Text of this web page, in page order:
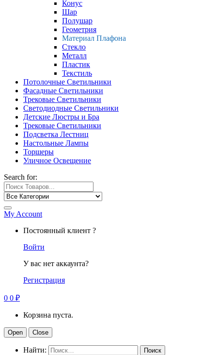
Конус
Шар
Полушар
Геометрия
Материал Плафона
Стекло
Металл
Пластик
Текстиль
Потолочные Светильники
Фасадные Светильники
Трековые Светильники
Светодиодные Светильники
Детские Люстры и Бра
Трековые Светильники
Подсветка Лестниц
Настольные Лампы
Торшеры
Уличное Освещение
Search for:
My Account
Постоянный клиент ?
Войти
У вас нет аккаунта?
Регистрация
0 0 ₽
Корзина пуста.
Open Close
Найти: